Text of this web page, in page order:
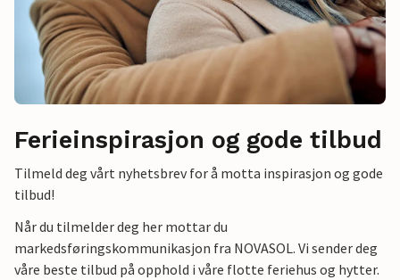
Ferieinspirasjon og gode tilbud
Tilmeld deg vårt nyhetsbrev for å motta inspirasjon og gode
tilbud!
Når du tilmelder deg her mottar du
markedsføringskommunikasjon fra NOVASOL. Vi sender deg
våre beste tilbud på opphold i våre flotte feriehus og hytter.